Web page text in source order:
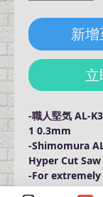
新
-職人堅気 AL-
1 0.3mm
-Shimomura
Hyper Cut
-For
-Blade